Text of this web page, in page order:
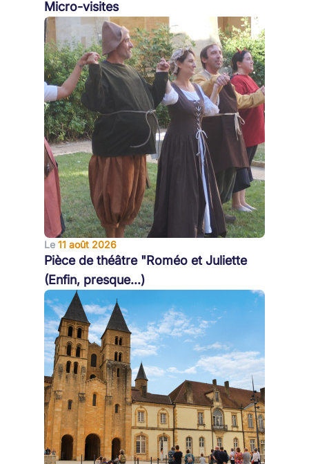
Micro-visites
Le 11 août 2026
Pièce de théâtre "Roméo et Juliette
(Enfin, presque...)